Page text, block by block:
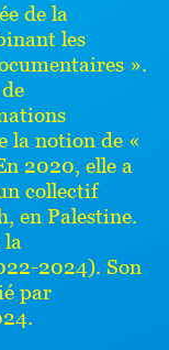
de la
les
».
la notion de «
2020, elle a
collectif
en Palestine.
2024). Son
par